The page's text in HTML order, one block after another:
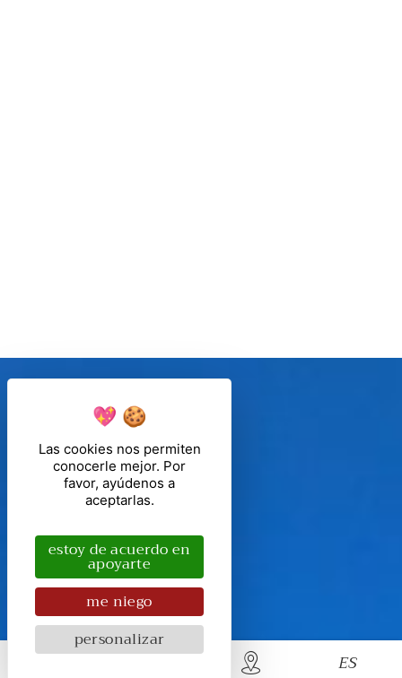
ES
Las cookies nos permiten
conocerle mejor. Por
favor, ayúdenos a
aceptarlas.
estoy de acuerdo en
apoyarte
me niego
personalizar